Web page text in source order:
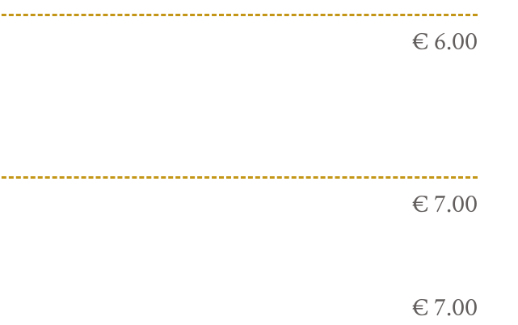
€ 6.00
€ 7.00
€ 7.00